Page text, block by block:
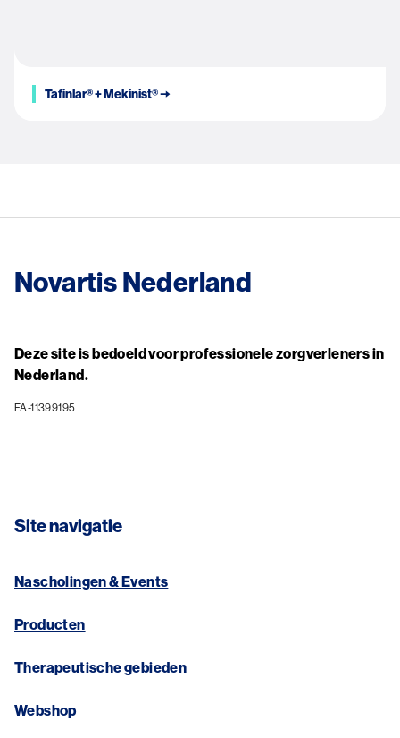
Tafinlar® + Mekinist® 🠆
Novartis Nederland
Deze site is bedoeld voor professionele zorgverleners in
Nederland.
FA-11399195
Site navigatie
Nascholingen & Events
Producten
Therapeutische gebieden
Webshop